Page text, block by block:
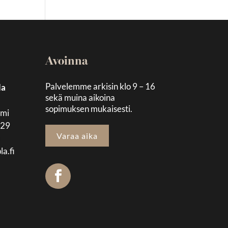
Avoinna
Palvelemme arkisin klo 9 – 16
sekä muina aikoina
sopimuksen mukaisesti.
Varaa aika